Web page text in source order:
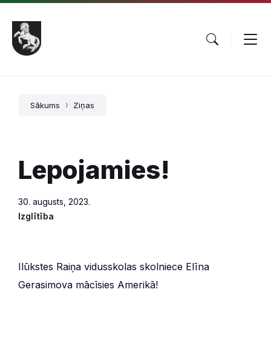
Pāriet
saturu
Skip
main
navigation
Skip
footer
Sākums Ziņas
Lepojamies!
30. augusts, 2023.
Izglītība
Ilūkstes Raiņa vidusskolas skolniece Elīna
Gerasimova mācīsies Amerikā!